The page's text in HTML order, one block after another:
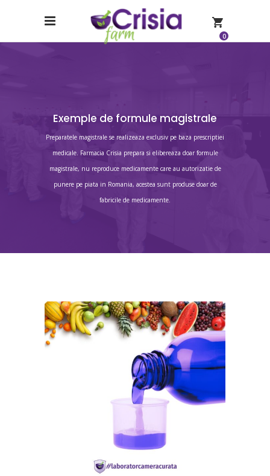
0
Exemple de formule magistrale
Preparatele magistrale se realizeaza exclusiv pe baza prescriptiei
medicale. Farmacia Crisia prepara si elibereaza doar formule
magistrale, nu reproduce medicamente care au autorizatie de
punere pe piata in Romania, acestea sunt produse doar de
fabricile de medicamente.